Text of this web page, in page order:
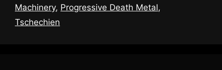
Machinery, Progressive Death Metal,
Tschechien